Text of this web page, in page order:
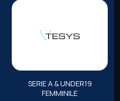
SERIE A & UNDER19
FEMMINILE